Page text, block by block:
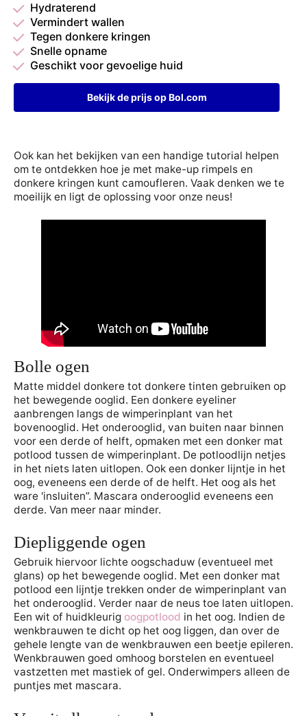
Hydraterend
Vermindert wallen
Tegen donkere kringen
Snelle opname
Geschikt voor gevoelige huid
Bekijk de prijs op Bol.com
Ook kan het bekijken van een handige tutorial helpen
om te ontdekken hoe je met make-up rimpels en
donkere kringen kunt camoufleren. Vaak denken we te
moeilijk en ligt de oplossing voor onze neus!
Bolle ogen
Matte middel donkere tot donkere tinten gebruiken op
het bewegende ooglid. Een donkere eyeliner
aanbrengen langs de wimperinplant van het
bovenooglid. Het onderooglid, van buiten naar binnen
voor een derde of helft, opmaken met een donker mat
potlood tussen de wimperinplant. De potloodlijn netjes
in het niets laten uitlopen. Ook een donker lijntje in het
oog, eveneens een derde of de helft. Het oog als het
ware 'insluiten”. Mascara onderooglid eveneens een
derde. Van meer naar minder.
Diepliggende ogen
Gebruik hiervoor lichte oogschaduw (eventueel met
glans) op het bewegende ooglid. Met een donker mat
potlood een lijntje trekken onder de wimperinplant van
het onderooglid. Verder naar de neus toe laten uitlopen.
Een wit of huidkleurig oogpotlood in het oog. Indien de
wenkbrauwen te dicht op het oog liggen, dan over de
gehele lengte van de wenkbrauwen een beetje epileren.
Wenkbrauwen goed omhoog borstelen en eventueel
vastzetten met mastiek of gel. Onderwimpers alleen de
puntjes met mascara.